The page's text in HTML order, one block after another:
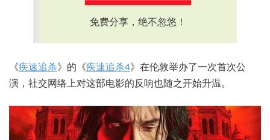
免费分享，绝不忽悠！
《疾速追杀》的《疾速追杀4》在伦敦举办了一次首次公
演，社交网络上对这部电影的反响也随之开始升温。